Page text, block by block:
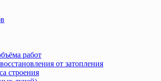
работ
от затопления
строения